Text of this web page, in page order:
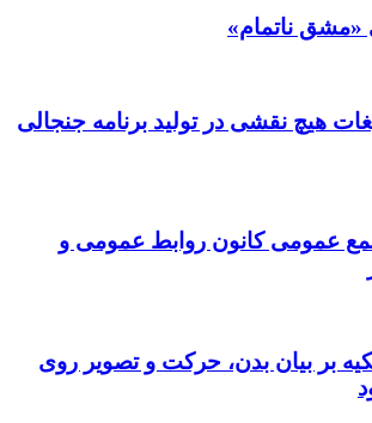
«مشق ناتمام»
هیچ نقشی در تولید برنامه جنجالی
عمومی کانون روابط عمومی و
بر بیان بدن، حرکت و تصویر روی